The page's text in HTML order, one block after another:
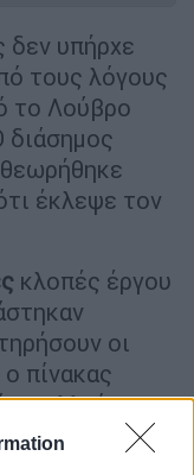
δεν υπήρχε
τους λόγους
το Λούβρο
διάσημος
θεωρήθηκε
έκλεψε τον
κλοπές έργου
οι
πίνακας
πολλοί
για